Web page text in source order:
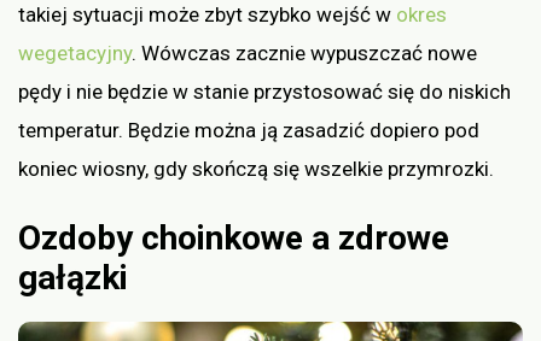
takiej sytuacji może zbyt szybko wejść w okres
wegetacyjny. Wówczas zacznie wypuszczać nowe
pędy i nie będzie w stanie przystosować się do niskich
temperatur. Będzie można ją zasadzić dopiero pod
koniec wiosny, gdy skończą się wszelkie przymrozki.
Ozdoby choinkowe a zdrowe
gałązki